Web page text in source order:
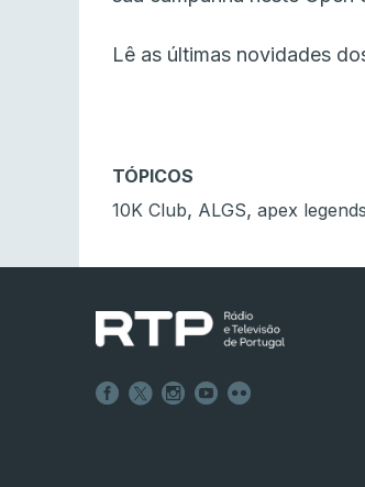
Lê as últimas novidades
TÓPICOS
10K Club, ALGS, apex legends